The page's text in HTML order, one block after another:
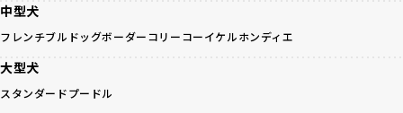
を促進することで、無駄な命の消費を減らし、命を大切にす
る社会の実現を目指しています。
人へ寄付しています。多くのペット販売業者が、動物福祉へ
の取り組みが不十分であることを理由に寄付を断られる中、
近年、「小さくて可愛い」「珍しい毛色」という見た目の特
徴が人気を集め、高値で取引されることが多くなっていま
くありません。極小サイズは骨や心臓に負担がかかりやす
く、レアカラーには遺伝疾患のリスクが高まることがありま
中型犬
フレンチブルドッグボーダーコリーコーイケルホンディエ
大型犬
スタンダードプードル